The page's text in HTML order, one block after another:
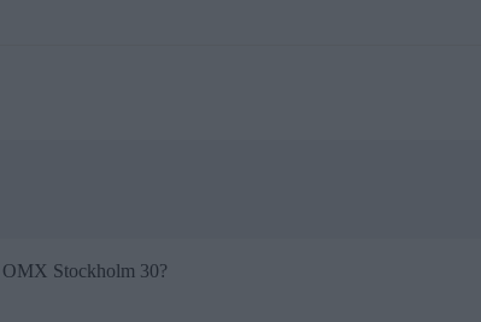
OMX Stockholm 30?